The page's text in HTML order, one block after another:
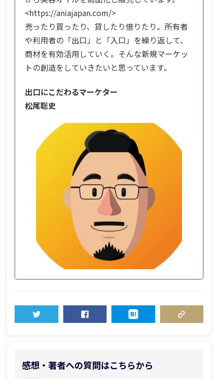
<https://aniajapan.com/>
売ったり買ったり、貸したり借りたり。所有者
や利用者の「出口」と「入口」を繰り返して、
商材を有効活用していく。そんな新規マーケッ
トの創造をしていきたいと思っています。
出口にこだわるマーケター
松尾聡史
感想・著者への質問はこちらから